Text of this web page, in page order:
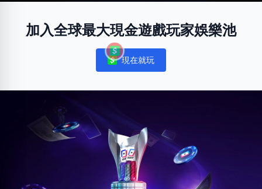
加入全球最大現金遊戲玩家娛樂池
Notifications
現在就玩